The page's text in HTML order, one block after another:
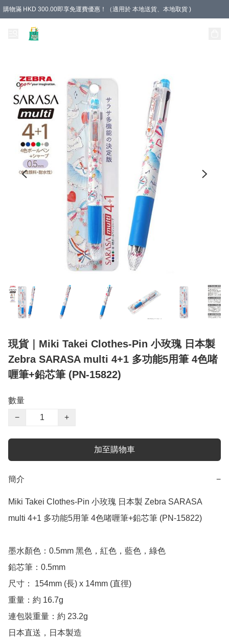
購物滿 HKD 300.00即享免運費優惠！（適用於 本地送貨、本地取貨 )
現貨｜Miki Takei Clothes-Pin 小玫瑰 日本製
Zebra SARASA multi 4+1 多功能5用筆 4色啫
喱筆+鉛芯筆 (PN-15822)
數量
−
+
加至購物車
簡介 −
Miki Takei Clothes-Pin 小玫瑰 日本製 Zebra SARASA
multi 4+1 多功能5用筆 4色啫喱筆+鉛芯筆 (PN-15822)
墨水顏色：0.5mm 黑色，紅色，藍色，綠色
鉛芯筆：0.5mm
尺寸： 154mm (長) x 14mm (直徑)
重量：約 16.7g
連包裝重量：約 23.2g
日本直送，日本製造